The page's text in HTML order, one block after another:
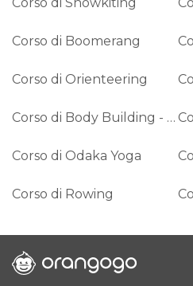
Corso di Boomerang
Corso di Orienteering
Corso di Body Building - Muscolazione
Corso di Odaka Yoga
Corso di Rowing